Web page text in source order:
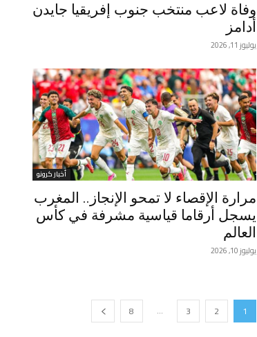
وفاة لاعب منتخب جنوب إفريقيا جايدن
أدامز
يوليوز 11, 2026
أخبار كرونو
مرارة الإقصاء لا تمحو الإنجاز.. المغرب
يسجل أرقاما قياسية مشرفة في كأس
العالم
يوليوز 10, 2026
1
2
3
...
8